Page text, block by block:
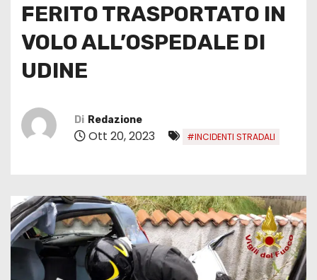
FERITO TRASPORTATO IN
VOLO ALL’OSPEDALE DI
UDINE
Di Redazione
Ott 20, 2023 #INCIDENTI STRADALI